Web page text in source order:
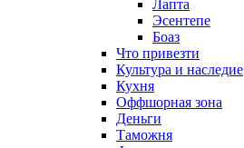
Лапта
Эсентепе
Боаз
Что привезти
Культура и наследие
Кухня
Оффшорная зона
Деньги
Таможня